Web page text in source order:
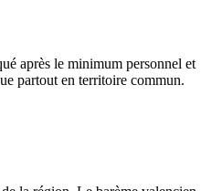
après le minimum personnel et
partout en territoire commun.